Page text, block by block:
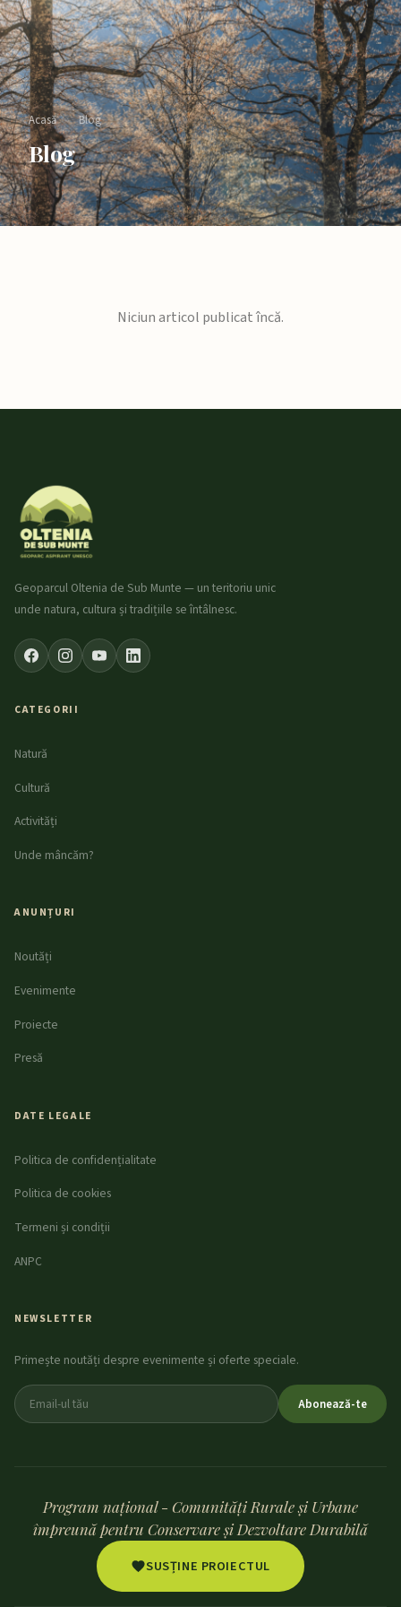
Acasă › Blog
Blog
Niciun articol publicat încă.
Geoparcul Oltenia de Sub Munte — un teritoriu unic
unde natura, cultura și tradițiile se întâlnesc.
CATEGORII
Natură
Cultură
Activități
Unde mâncăm?
ANUNȚURI
Noutăți
Evenimente
Proiecte
Presă
DATE LEGALE
Politica de confidențialitate
Politica de cookies
Termeni și condiții
ANPC
NEWSLETTER
Primește noutăți despre evenimente și oferte speciale.
Abonează-te
Program național - Comunități Rurale și Urbane
împreună pentru Conservare și Dezvoltare Durabilă
SUSȚINE PROIECTUL